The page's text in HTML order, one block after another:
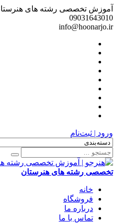
آموزش تخصصی رشته های
09031643010
info@hoonarjo.ir
ورود | ثبت‌نام
تخصصی رشته های هنرستان
خانه
فروشگاه
درباره ما
تماس با ما